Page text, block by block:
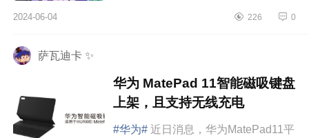
大家介绍下 达尔优ek87pro键盘怎
2024-06-04 226 0
萨瓦迪卡 ✨
华为 MatePad 11智能磁吸键盘
上架，且支持无线充电
#华为# 近日消息，华为MatePad11平